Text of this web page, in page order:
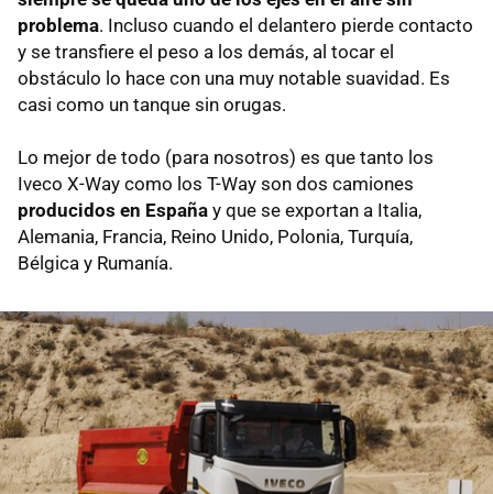
problema. Incluso cuando el delantero pierde contacto
y se transfiere el peso a los demás, al tocar el
obstáculo lo hace con una muy notable suavidad. Es
casi como un tanque sin orugas.
Lo mejor de todo (para nosotros) es que tanto los
Iveco X-Way como los T-Way son dos camiones
producidos en España y que se exportan a Italia,
Alemania, Francia, Reino Unido, Polonia, Turquía,
Bélgica y Rumanía.